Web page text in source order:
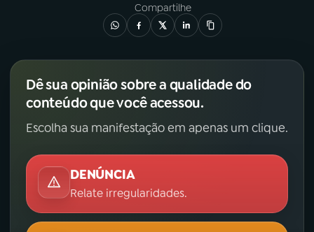
Compartilhe
Dê sua opinião sobre a qualidade do
conteúdo que você acessou.
Escolha sua manifestação em apenas um clique.
DENÚNCIA
Relate irregularidades.